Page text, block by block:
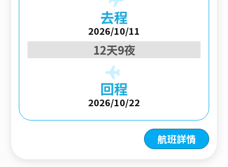
去程
2026/10/11
12天9夜
回程
2026/10/22
航班詳情